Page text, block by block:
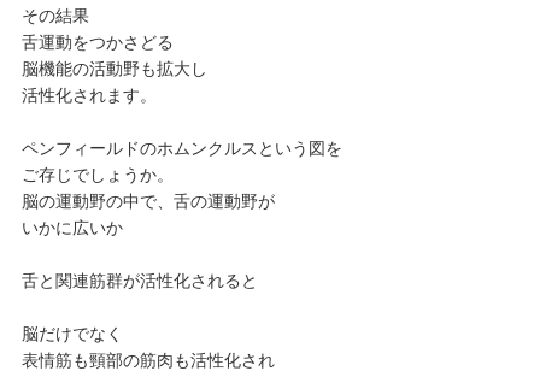
その結果
舌運動をつかさどる
脳機能の活動野も拡大し
活性化されます。
ペンフィールドのホムンクルスという図を
ご存じでしょうか。
脳の運動野の中で、舌の運動野が
いかに広いか
舌と関連筋群が活性化されると
脳だけでなく
表情筋も頸部の筋肉も活性化され